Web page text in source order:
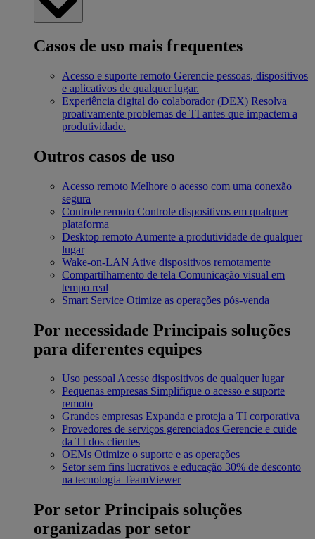
Casos de uso mais frequentes
Acesso e suporte remoto Gerencie pessoas, dispositivos
e aplicativos de qualquer lugar.
Experiência digital do colaborador (DEX) Resolva
proativamente problemas de TI antes que impactem a
produtividade.
Outros casos de uso
Acesso remoto Melhore o acesso com uma conexão
segura
Controle remoto Controle dispositivos em qualquer
plataforma
Desktop remoto Aumente a produtividade de qualquer
lugar
Wake-on-LAN Ative dispositivos remotamente
Compartilhamento de tela Comunicação visual em
tempo real
Smart Service Otimize as operações pós-venda
Por necessidade Principais soluções
para diferentes equipes
Uso pessoalAcesse dispositivos de qualquer lugar
Pequenas empresas Simplifique o acesso e suporte
remoto
Grandes empresas Expanda e proteja a TI corporativa
Provedores de serviços gerenciados Gerencie e cuide
da TI dos clientes
OEMs Otimize o suporte e as operações
Setor sem fins lucrativos e educação 30% de desconto
na tecnologia TeamViewer
Por setor Principais soluções
organizadas por setor